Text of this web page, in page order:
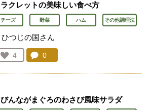
ラクレットの美味しい食べ方
チーズ 野菜 ハム その他調理法
ひつじの国さん
お気に入り登録：
4
人が登録
コメント：
0
びんながまぐろのわさび風味サラダ